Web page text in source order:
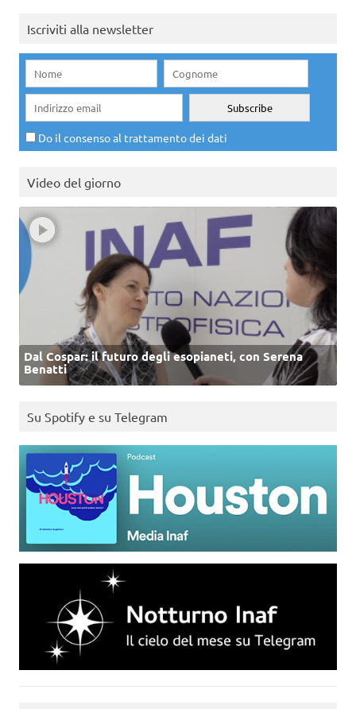
Iscriviti alla newsletter
Do il consenso al trattamento dei dati
Video del giorno
Dal Cospar: il futuro degli esopianeti, con Serena
Benatti
Su Spotify e su Telegram